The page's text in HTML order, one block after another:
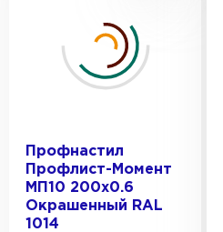
Профнастил
Профлист-Момент
МП10 200х0.6
Окрашенный RAL
1014